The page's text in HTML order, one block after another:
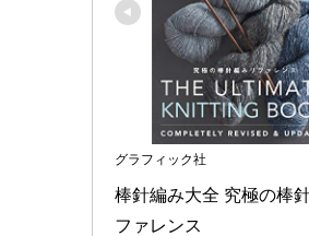
グラフィック社
棒針編み大全 究極の棒
ファレンス